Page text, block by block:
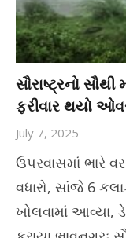
સૌરાષ્ટ્રનો
ફરીવાર થયો
July 7, 2025
ઉપરવાસમાં ભારે
વધારો, સાંજે 6
ખોલવામાં આવ્યા,